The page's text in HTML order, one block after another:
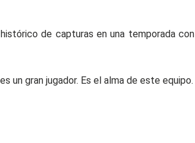
de capturas en una temporada con
un gran jugador. Es el alma de este equipo.